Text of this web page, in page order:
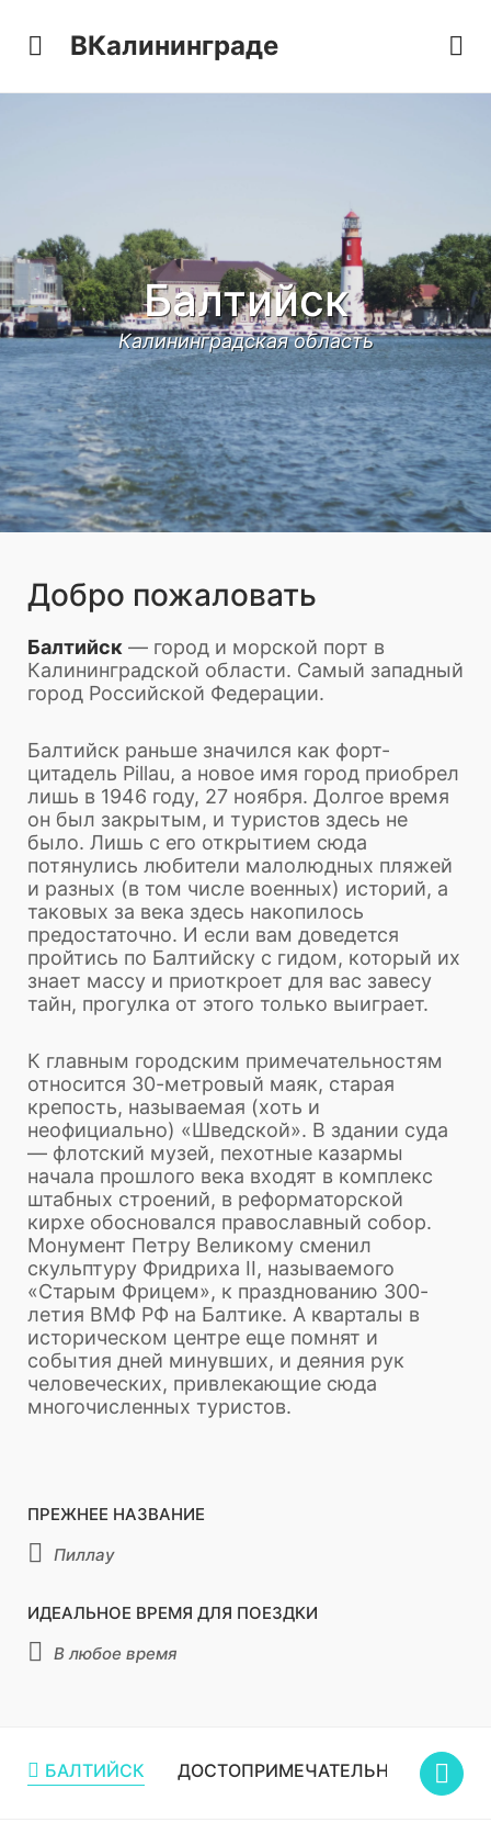
ВКалининграде
Балтийск
Калининградская область
Добро пожаловать
Балтийск — город и морской порт в
Калининградской области. Самый западный
город Российской Федерации.
Балтийск раньше значился как форт-
цитадель Pillau, а новое имя город приобрел
лишь в 1946 году, 27 ноября. Долгое время
он был закрытым, и туристов здесь не
было. Лишь с его открытием сюда
потянулись любители малолюдных пляжей
и разных (в том числе военных) историй, а
таковых за века здесь накопилось
предостаточно. И если вам доведется
пройтись по Балтийску с гидом, который их
знает массу и приоткроет для вас завесу
тайн, прогулка от этого только выиграет.
К главным городским примечательностям
относится 30-метровый маяк, старая
крепость, называемая (хоть и
неофициально) «Шведской». В здании суда
— флотский музей, пехотные казармы
начала прошлого века входят в комплекс
штабных строений, в реформаторской
кирхе обосновался православный собор.
Монумент Петру Великому сменил
скульптуру Фридриха II, называемого
«Старым Фрицем», к празднованию 300-
летия ВМФ РФ на Балтике. А кварталы в
историческом центре еще помнят и
события дней минувших, и деяния рук
человеческих, привлекающие сюда
многочисленных туристов.
ПРЕЖНЕЕ НАЗВАНИЕ
Пиллау
ИДЕАЛЬНОЕ ВРЕМЯ ДЛЯ ПОЕЗДКИ
В любое время
БАЛТИЙСК ДОСТОПРИМЕЧАТЕЛЬНОСТИ